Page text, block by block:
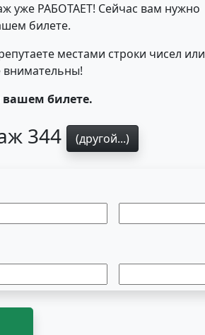
уже РАБОТАЕТ! Сейчас вам нужно
билете.
местами строки чисел или
внимательны!
вашем билете.
344 (другой...)